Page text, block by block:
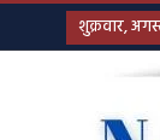
शुक्रवार,